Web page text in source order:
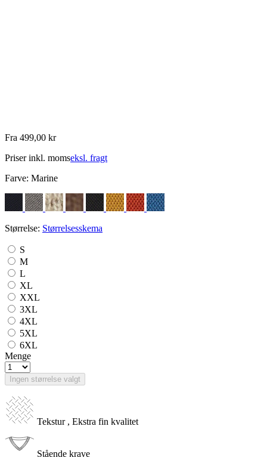
Fra 499,00 kr
Priser inkl. momseksl. fragt
Farve: Marine
Størrelse: Størrelsesskema
S
M
L
XL
XXL
3XL
4XL
5XL
6XL
Menge
Ingen størrelse valgt
Tekstur , Ekstra fin kvalitet
Stående krave